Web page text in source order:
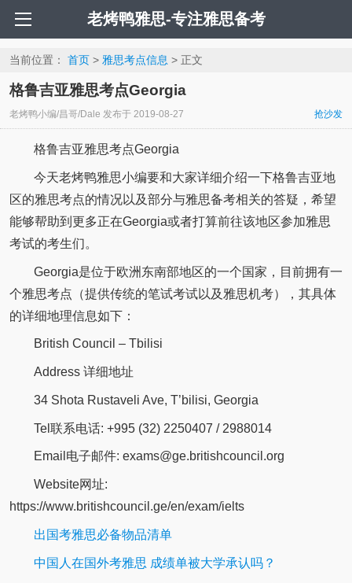
老烤鸭雅思-专注雅思备考
当前位置： 首页> 雅思考点信息 > 正文
格鲁吉亚雅思考点Georgia
老烤鸭小编/昌哥/Dale 发布于 2019-08-27 抢沙发
格鲁吉亚雅思考点Georgia
今天老烤鸭雅思小编要和大家详细介绍一下格鲁吉亚地
区的雅思考点的情况以及部分与雅思备考相关的答疑，希望
能够帮助到更多正在Georgia或者打算前往该地区参加雅思
考试的考生们。
Georgia是位于欧洲东南部地区的一个国家，目前拥有一
个雅思考点（提供传统的笔试考试以及雅思机考），其具体
的详细地理信息如下：
British Council – Tbilisi
Address 详细地址
34 Shota Rustaveli Ave, T’bilisi, Georgia
Tel联系电话: +995 (32) 2250407 / 2988014
Email电子邮件: exams@ge.britishcouncil.org
Website网址:
https://www.britishcouncil.ge/en/exam/ielts
出国考雅思必备物品清单
中国人在国外考雅思 成绩单被大学承认吗？